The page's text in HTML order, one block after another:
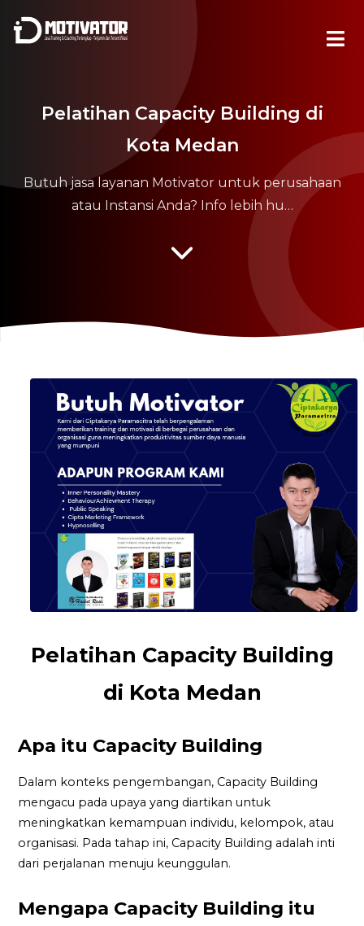
Pelatihan Capacity Building di
Kota Medan
Butuh jasa layanan Motivator untuk perusahaan
atau Instansi Anda? Info lebih hu…
Pelatihan Capacity Building
di Kota Medan
Apa itu Capacity Building
Dalam konteks pengembangan, Capacity Building
mengacu pada upaya yang diartikan untuk
meningkatkan kemampuan individu, kelompok, atau
organisasi. Pada tahap ini, Capacity Building adalah inti
dari perjalanan menuju keunggulan.
Mengapa Capacity Building itu